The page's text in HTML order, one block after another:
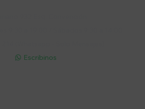
 Escribinos